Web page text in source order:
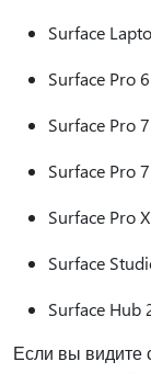
Surface
Surface Pro 6
Surface Pro 7
Surface Pro
Surface Pro X
Surface
Surface Hub
Если вы видите